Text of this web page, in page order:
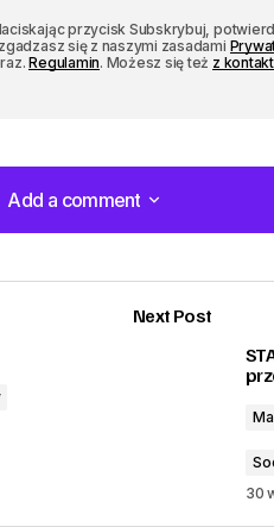
przycisk Subskrybuj,
się z naszymi zasadami
Regulamin. Możesz się też z
Add a comment
Add a comment
Next Post
30